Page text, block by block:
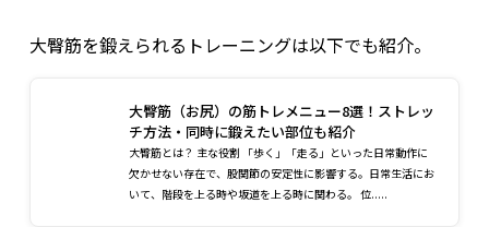
大臀筋を鍛えられるトレーニングは以下でも紹介。
大臀筋（お尻）の筋トレメニュー8選！ストレッ
チ方法・同時に鍛えたい部位も紹介
大臀筋とは？ 主な役割 「歩く」「走る」といった日常動作に
欠かせない存在で、股関節の安定性に影響する。日常生活にお
いて、階段を上る時や坂道を上る時に関わる。 位.....